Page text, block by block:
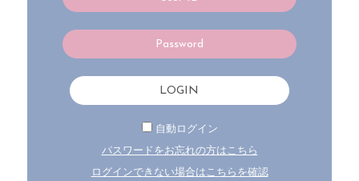
LOGIN
自動ログイン
パスワードをお忘れの方はこちら
ログインできない場合はこちらを確認